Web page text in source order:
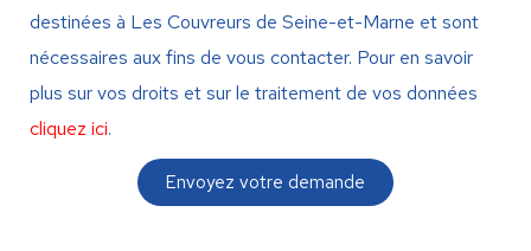
destinées à Les Couvreurs de Seine-et-Marne et sont
nécessaires aux fins de vous contacter. Pour en savoir
plus sur vos droits et sur le traitement de vos données
cliquez ici.
Envoyez votre demande